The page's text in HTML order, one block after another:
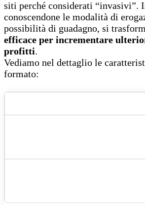
siti perché considerati “invasivi”.
conoscendone le modalità di
possibilità di guadagno, si
efficace per incrementare
profitti.
Vediamo nel dettaglio le
formato: